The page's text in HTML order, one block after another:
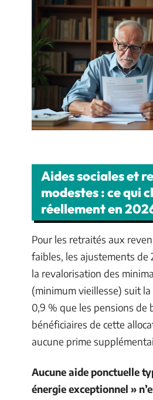
Aides sociales et
modestes : ce qui
réellement en
Pour les retraités aux
faibles, les ajustements de
la revalorisation des
(minimum vieillesse) suit
0,9 % que les pensions de
bénéficiaires de cette
aucune prime
Aucune aide ponctuelle
énergie exceptionnel »